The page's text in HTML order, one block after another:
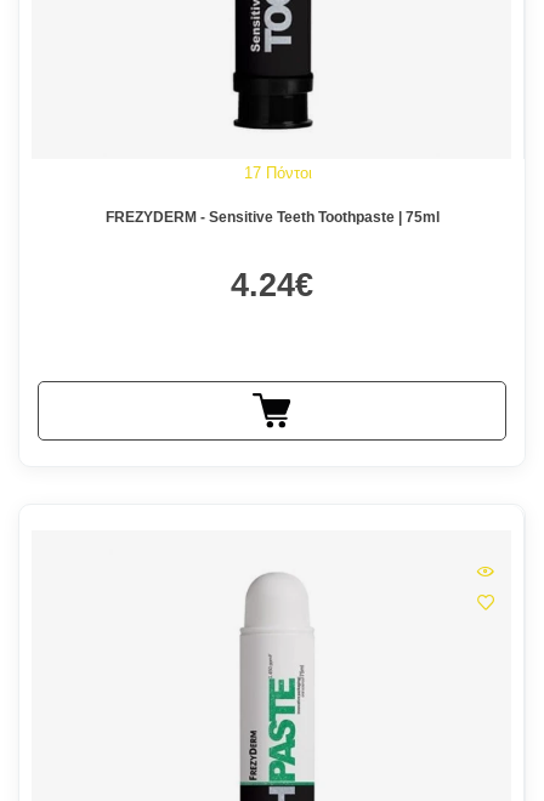
17 Πόντοι
FREZYDERM - Sensitive Teeth Toothpaste | 75ml
4.24€